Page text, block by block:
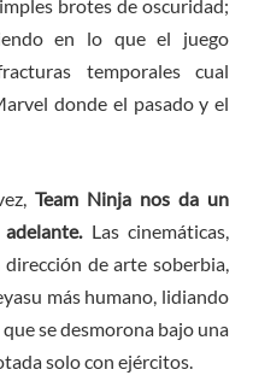
brotes de oscuridad;
en lo que el juego
temporales cual
donde el pasado y el
Team Ninja nos da un
Las cinemáticas,
de arte soberbia,
más humano, lidiando
se desmorona bajo una
solo con ejércitos.